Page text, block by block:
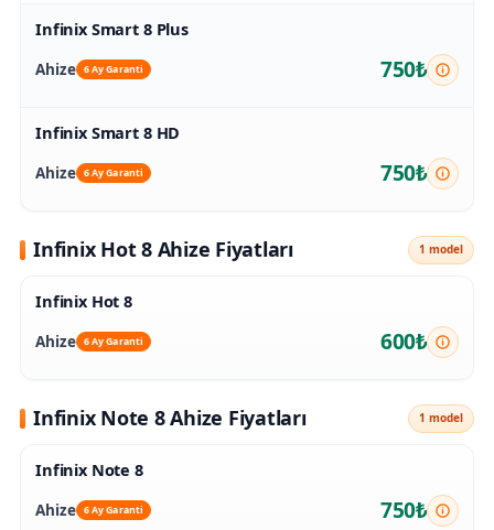
Infinix Smart 8 Plus
Ahize 6 Ay Garanti 750₺
Infinix Smart 8 HD
Ahize 6 Ay Garanti 750₺
Infinix Hot 8 Ahize Fiyatları 1 model
Infinix Hot 8
Ahize 6 Ay Garanti 600₺
Infinix Note 8 Ahize Fiyatları 1 model
Infinix Note 8
Ahize 6 Ay Garanti 750₺